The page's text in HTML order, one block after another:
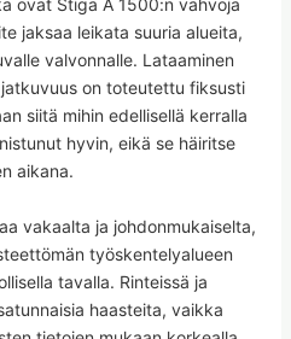
ovat Stiga A 1500:n vahvoja
jaksaa leikata suuria alueita,
valvonnalle. Lataaminen
on toteutettu fiksusti
siitä mihin edellisellä kerralla
hyvin, eikä se häiritse
aikana.
vakaalta ja johdonmukaiselta,
työskentelyalueen
tavalla. Rinteissä ja
haasteita, vaikka